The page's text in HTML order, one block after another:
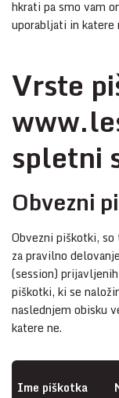
hkrati pa smo vam
uporabljati in katere
Vrste
spletni
Obvezni
Obvezni piškotki,
za pravilno
(session)
piškotki, ki se
naslednjem obisku
katere ne.
Ime piškotka